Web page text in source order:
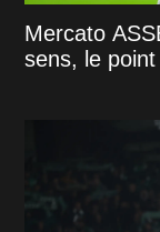
Mercato
sens, le